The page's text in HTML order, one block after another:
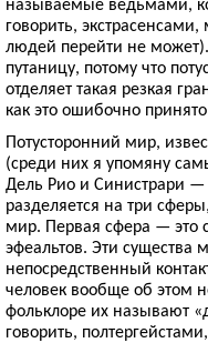
говорить,
людей перейти не
путаницу, потому что
отделяет такая резкая
как это ошибочно принято
Потусторонний мир,
(среди них я упомяну
Дель Рио и Синистрари —
разделяется на три
мир. Первая сфера — это
эфеальтов. Эти существа
непосредственный
человек вообще об этом
фольклоре их называют
говорить,